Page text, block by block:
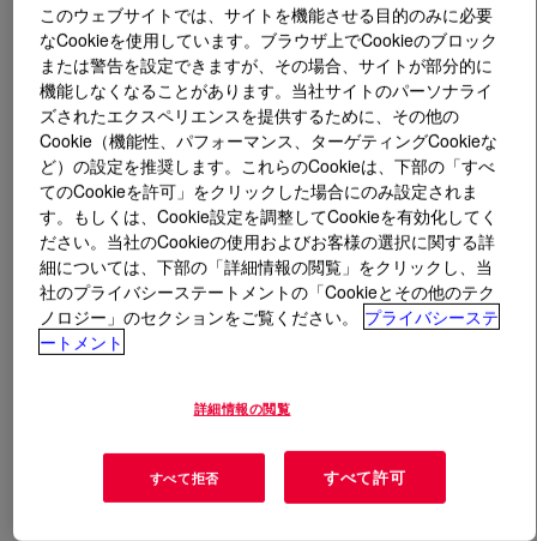
とはFASTRACK™ HD-21A Emulsion?
An acrylic emulsion that combines exceptional durability
with the ease of handling and application typically
associated with water-based technology. Designed to be
a true waterborne durable traffic paint, this product is an
excellent choice for situations where existing waterborne
paint equipment is available, and where the additional
benefits of rapid drying and excellent glass bead
retention are critical. The ease of cleanup, enhanced
worker safety, and reduced disposal costs are inherent
features of the product that can translate into additional
value and convenience for pavement marking
applicators.
このウェブサイトでは、サイトを機能させる目的のみに必要
なCookieを使用しています。ブラウザ上でCookieのブロック
または警告を設定できますが、その場合、サイトが部分的に
機能しなくなることがあります。当社サイトのパーソナライ
ズされたエクスペリエンスを提供するために、その他の
Cookie（機能性、パフォーマンス、ターゲティングCookieな
ど）の設定を推奨します。これらのCookieは、下部の「すべ
てのCookieを許可」をクリックした場合にのみ設定されま
す。もしくは、Cookie設定を調整してCookieを有効化してく
ださい。当社のCookieの使用およびお客様の選択に関する詳
細については、下部の「詳細情報の閲覧」をクリックし、当
社のプライバシーステートメントの「Cookieとその他のテク
ノロジー」のセクションをご覧ください。
プライバシーステ
ートメント
詳細情報の閲覧
すべて拒否 すべて許可